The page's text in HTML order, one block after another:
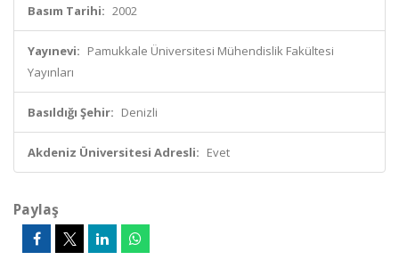
Basım Tarihi: 2002
Yayınevi: Pamukkale Üniversitesi Mühendislik Fakültesi
Yayınları
Basıldığı Şehir: Denizli
Akdeniz Üniversitesi Adresli: Evet
Paylaş